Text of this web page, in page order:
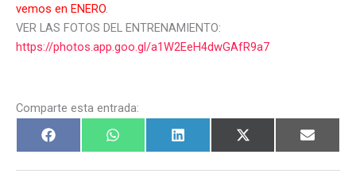
vemos en ENERO.
VER LAS FOTOS DEL ENTRENAMIENTO:
https://photos.app.goo.gl/a1W2EeH4dwGAfR9a7
Comparte esta entrada: